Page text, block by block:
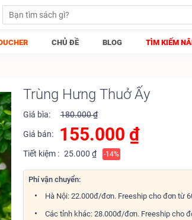
CHỦ ĐỀ BLOG TÌM KIẾM
Trùng Hưng Thuở Ấy
Giá bìa: 180.000 ₫
Giá bán: 155.000 ₫
Tiết kiệm : 25.000 ₫ -14%
Phí vận chuyển:
Hà Nội: 22.000đ/đơn. Freeship cho đơn từ
Các tỉnh khác: 28.000đ/đơn. Freeship cho